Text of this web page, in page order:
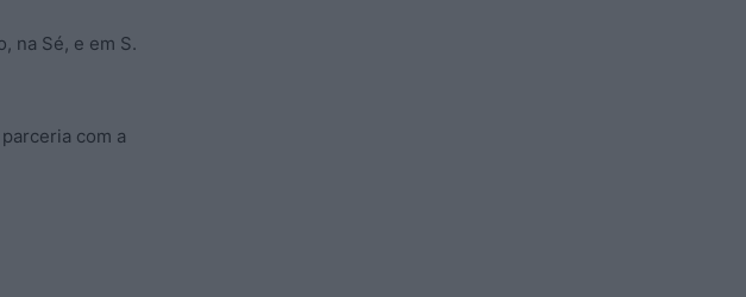
na Sé, e em S.
com a